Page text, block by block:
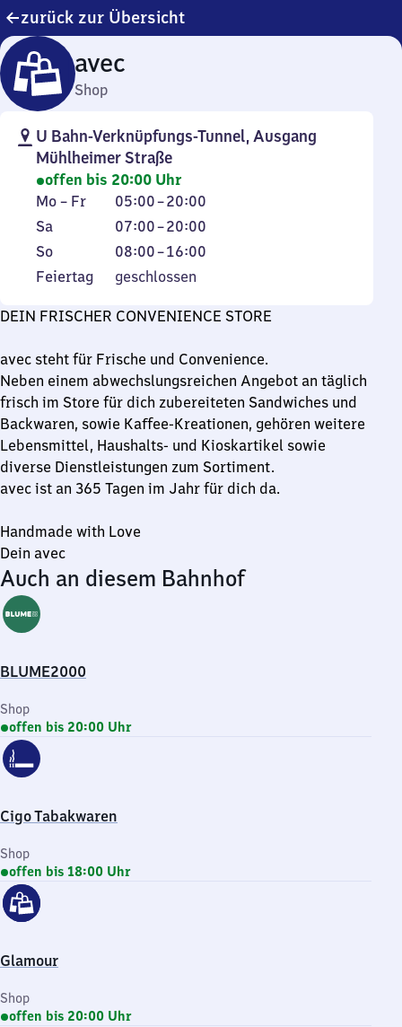
zurück zur Übersicht
avec
Shop
U Bahn-Verknüpfungs-Tunnel, Ausgang
Mühlheimer Straße
offen bis 20:00 Uhr
Montag
bis
Freitag
Mo – Fr 05:00–20:00
Von
5
Uhr
20
Uhr
Samstag
Sa 07:00–20:00
Von
7
bis
20
Sonntag
So 08:00–16:00
Von
8
bis
Uhr
Feiertag
Feiertag geschlossen
DEIN FRISCHER CONVENIENCE STORE
avec steht für Frische und Convenience.
Neben einem abwechslungsreichen Angebot an täglich
frisch im Store für dich zubereiteten Sandwiches und
Backwaren, sowie Kaffee-Kreationen, gehören weitere
Lebensmittel, Haushalts- und Kioskartikel sowie
diverse Dienstleistungen zum Sortiment.
avec ist an 365 Tagen im Jahr für dich da.
Handmade with Love
Dein avec
Auch an diesem Bahnhof
BLUME2000
Shop
offen bis 20:00 Uhr
Cigo Tabakwaren
Shop
offen bis 18:00 Uhr
Glamour
Shop
offen bis 20:00 Uhr